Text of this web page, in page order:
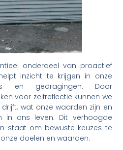
onderdeel van proactief
inzicht te krijgen in onze
en gedragingen. Door
voor zelfreflectie kunnen we
wat onze waarden zijn en
in ons leven. Dit verhoogde
staat om bewuste keuzes te
doelen en waarden.